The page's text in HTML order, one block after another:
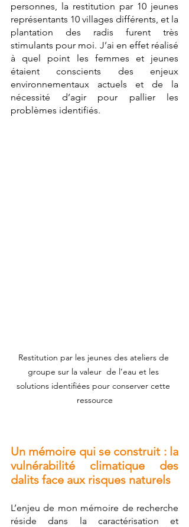
personnes, la restitution par 10 jeunes
représentants 10 villages différents, et la
plantation des radis furent très
stimulants pour moi. J’ai en effet réalisé
à quel point les femmes et jeunes
étaient conscients des enjeux
environnementaux actuels et de la
nécessité d’agir pour pallier les
problèmes identifiés.
Restitution par les jeunes des ateliers de
groupe sur la valeur  de l’eau et les
solutions identifiées pour conserver cette
ressource
Un mémoire qui se construit : la
vulnérabilité climatique des
dalits face aux risques naturels
L’enjeu de mon mémoire de recherche
réside dans la caractérisation et